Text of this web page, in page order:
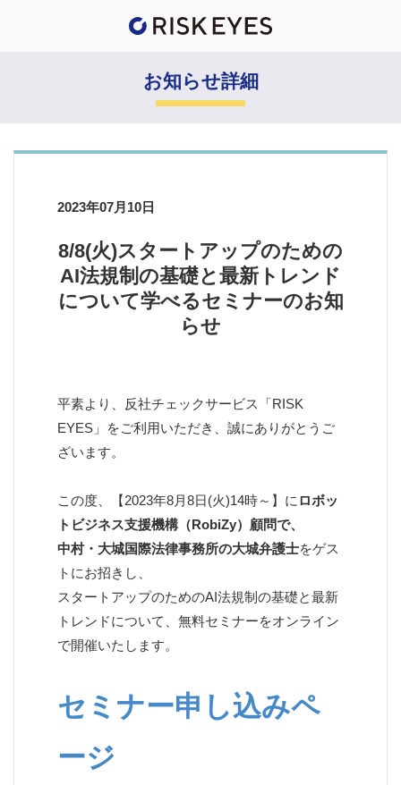
お知らせ詳細
2023年07月10日
8/8(火)スタートアップのための
AI法規制の基礎と最新トレンド
について学べるセミナーのお知
らせ
平素より、反社チェックサービス「RISK
EYES」をご利用いただき、誠にありがとうご
ざいます。
この度、【2023年8月8日(火)14時～】に ロボッ
トビジネス支援機構（RobiZy）顧問で、
中村・大城国際法律事務所の大城弁護士をゲス
トにお招きし、
スタートアップのためのAI法規制の基礎と最新
トレンドについて、無料セミナーをオンライン
で開催いたします。
セミナー申し込みペ
ージ